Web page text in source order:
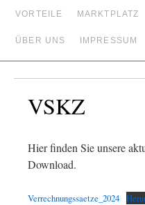
VORTEILE MARKTPLATZ
ÜBER UNS IMPRESSUM
VSKZ
Hier finden Sie unsere
Download.
Verrechnungssaetze_2024